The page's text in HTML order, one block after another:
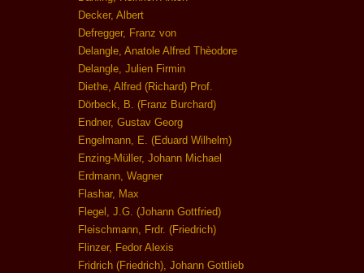
Decker, Albert
Defregger, Franz von
Delangle, Anatole Alfred Thèodore
Delangle, Julien Firmin
Diethe, Alfred (Richard) Prof.
Dörbeck, B. (Franz Burchard)
Endner, Gustav Georg
Engelmann, E. (Eduard Wilhelm)
Enzing-Müller, Johann Michael
Erdmann, Wagner
Flashar, Max
Flegel, J.G. (Johann Gottfried)
Fleischmann, Frdr. (Friedrich)
Flinzer, Fedor Alexis
Fridrich (Friedrich), Johann Gottlieb